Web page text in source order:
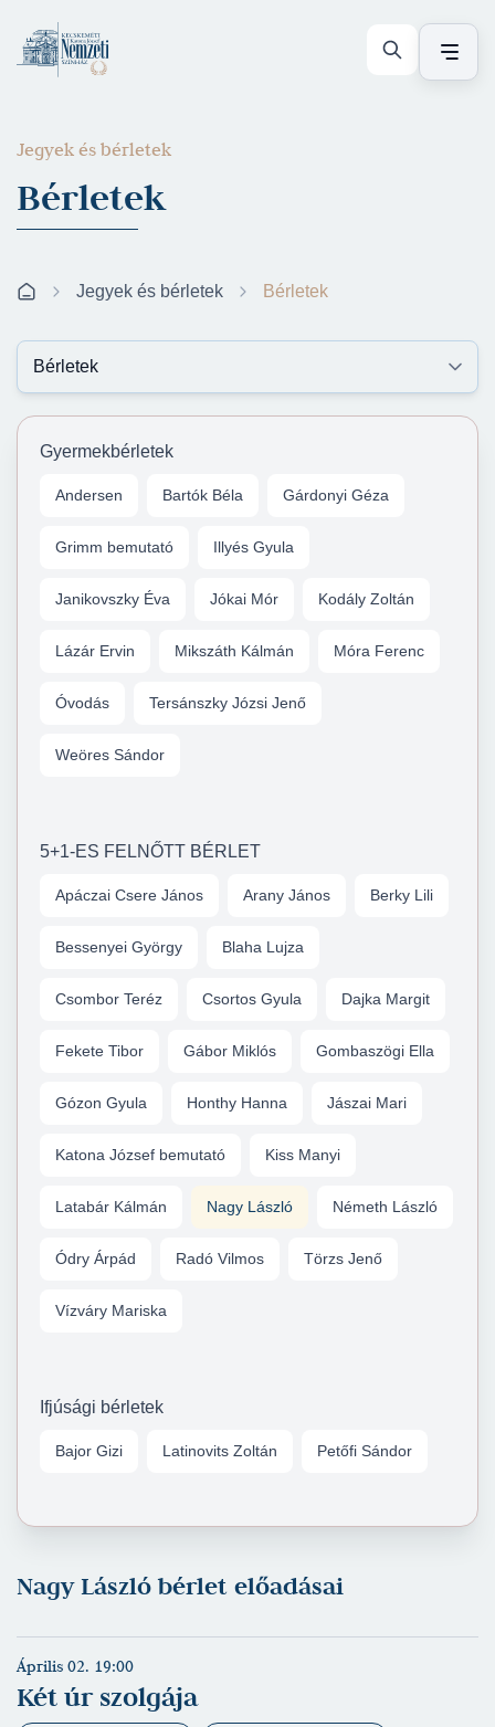
Jegyek és bérletek
Bérletek
Jegyek és bérletek Bérletek
Gyermekbérletek
Andersen Bartók Béla Gárdonyi Géza
Grimm bemutató Illyés Gyula
Janikovszky Éva Jókai Mór Kodály Zoltán
Lázár Ervin Mikszáth Kálmán Móra Ferenc
Óvodás Tersánszky Józsi Jenő
Weöres Sándor
5+1-ES FELNŐTT BÉRLET
Apáczai Csere János Arany János Berky Lili
Bessenyei György Blaha Lujza
Csombor Teréz Csortos Gyula Dajka Margit
Fekete Tibor Gábor Miklós Gombaszögi Ella
Gózon Gyula Honthy Hanna Jászai Mari
Katona József bemutató Kiss Manyi
Latabár Kálmán Nagy László Németh László
Ódry Árpád Radó Vilmos Törzs Jenő
Vízváry Mariska
Ifjúsági bérletek
Bajor Gizi Latinovits Zoltán Petőfi Sándor
Nagy László bérlet előadásai
Április 02. 19:00
Két úr szolgája